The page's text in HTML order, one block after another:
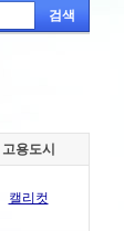
검색
고용도시
캘리컷